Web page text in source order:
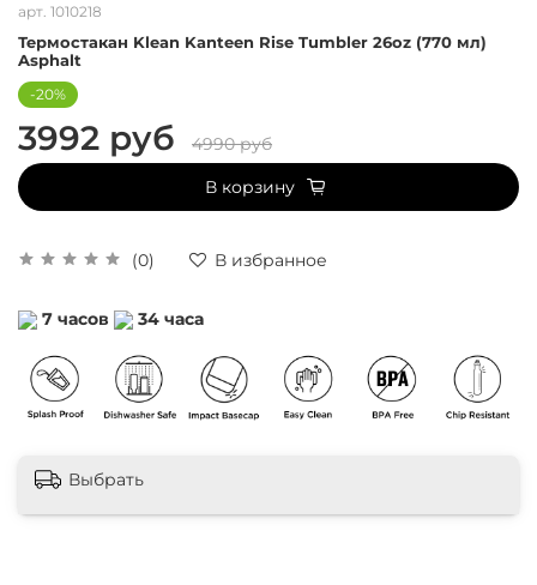
арт. 1010218
Термостакан Klean Kanteen Rise Tumbler 26oz (770 мл)
Asphalt
(0) В избранное
-20%
3992 руб
4990 руб
В корзину
7 часов 34 часа
Выбрать